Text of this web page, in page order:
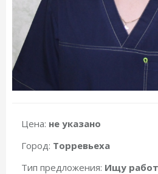
Цена: не указано
Город: Торревьеха
Тип предложения: Ищу